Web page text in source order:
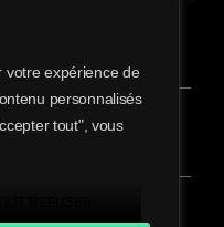
votre expérience de
personnalisés
tout", vous
share
email
– mardi 28 juillet